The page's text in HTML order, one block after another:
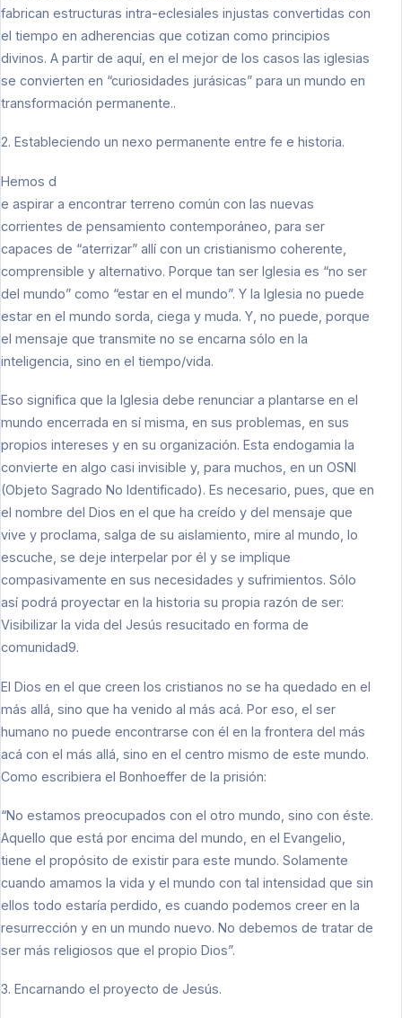
fabrican estructuras intra-eclesiales injustas convertidas con
el tiempo en adherencias que cotizan como principios
divinos. A partir de aquí, en el mejor de los casos las iglesias
se convierten en “curiosidades jurásicas” para un mundo en
transformación permanente..
2. Estableciendo un nexo permanente entre fe e historia.
Hemos d
e aspirar a encontrar terreno común con las nuevas
corrientes de pensamiento contemporáneo, para ser
capaces de “aterrizar” allí con un cristianismo coherente,
comprensible y alternativo. Porque tan ser Iglesia es “no ser
del mundo” como “estar en el mundo”. Y la Iglesia no puede
estar en el mundo sorda, ciega y muda. Y, no puede, porque
el mensaje que transmite no se encarna sólo en la
inteligencia, sino en el tiempo/vida.
Eso significa que la Iglesia debe renunciar a plantarse en el
mundo encerrada en sí misma, en sus problemas, en sus
propios intereses y en su organización. Esta endogamia la
convierte en algo casi invisible y, para muchos, en un OSNI
(Objeto Sagrado No Identificado). Es necesario, pues, que en
el nombre del Dios en el que ha creído y del mensaje que
vive y proclama, salga de su aislamiento, mire al mundo, lo
escuche, se deje interpelar por él y se implique
compasivamente en sus necesidades y sufrimientos. Sólo
así podrá proyectar en la historia su propia razón de ser:
Visibilizar la vida del Jesús resucitado en forma de
comunidad9.
El Dios en el que creen los cristianos no se ha quedado en el
más allá, sino que ha venido al más acá. Por eso, el ser
humano no puede encontrarse con él en la frontera del más
acá con el más allá, sino en el centro mismo de este mundo.
Como escribiera el Bonhoeffer de la prisión:
“No estamos preocupados con el otro mundo, sino con éste.
Aquello que está por encima del mundo, en el Evangelio,
tiene el propósito de existir para este mundo. Solamente
cuando amamos la vida y el mundo con tal intensidad que sin
ellos todo estaría perdido, es cuando podemos creer en la
resurrección y en un mundo nuevo. No debemos de tratar de
ser más religiosos que el propio Dios”.
3. Encarnando el proyecto de Jesús.